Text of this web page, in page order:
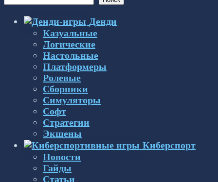
Денди
Казуальные
Логические
Настольные
Платформеры
Ролевые
Сборники
Симуляторы
Софт
Стратегии
Экшены
Киберспорт
Новости
Гайды
Статьи